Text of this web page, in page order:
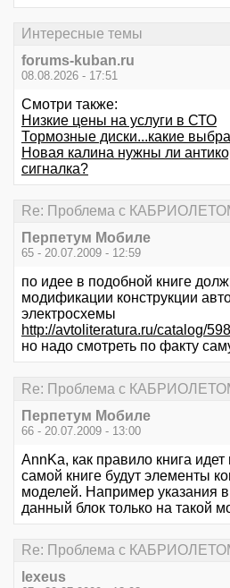
Интересные темы
forums-kuban.ru
08.08.2026 - 17:51
Смотри также:
Низкие цены на услуги в СТО
Тормозные диски...какие
Новая калина нужны ли
сигналка?
Re: Проблема с
Перпетум Мобиле
65 - 20.07.2009 - 12:59
по идее в подобной книге
модификации конструкции
электросхемы
http://avtoliteratura.ru/catalog/
но надо смотреть по факту
Re: Проблема с
Перпетум Мобиле
66 - 20.07.2009 - 13:00
AnnKa, как правило книга
самой книге будут элементы
моделей. Например указания в
данный блок только на такой
Re: Проблема с
lexeus